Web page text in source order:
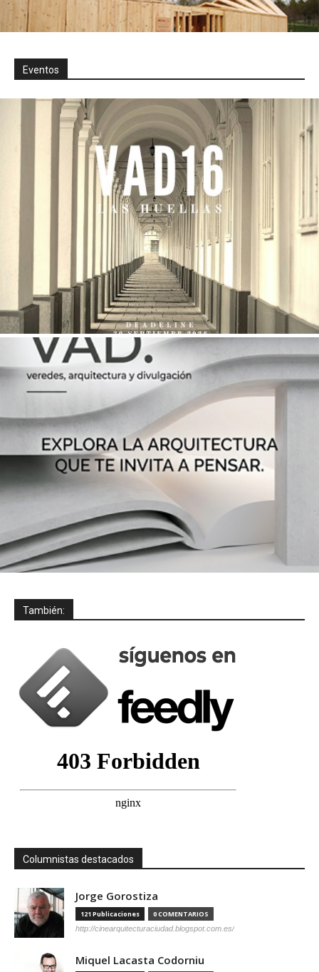
Eventos
También:
Columnistas destacados
Jorge Gorostiza
121 Publicaciones 0 COMENTARIOS
http://cinearquitecturaciudad.blogspot.com.es/
Miquel Lacasta Codorniu